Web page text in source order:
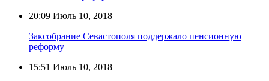
20:09 Июль 10, 2018
Заксобрание Севастополя поддержало пенсионную
реформу
15:51 Июль 10, 2018